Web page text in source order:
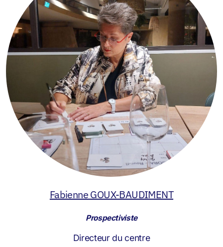
Fabienne GOUX-BAUDIMENT
Prospectiviste
Directeur du centre